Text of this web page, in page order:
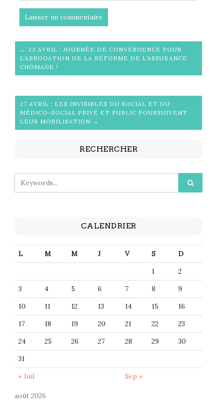
← 23 AVRIL : JOURNÉE DE CONVERGENCE POUR
L’ABROGATION DE LA RÉFORME DE L’ASSURANCE
CHÔMAGE !
27 AVRIL : LES INVISIBLES DU SOCIAL ET DU
MÉDICO-SOCIAL PRIVÉ ET PUBLIC POURSUIVENT
LEUR MOBILISATION →
RECHERCHER
CALENDRIER
août 2026
L M M J V S
D
1
2
3
4 5 6 7 8
9
10
11 12 13 14 15
16
17
18 19 20 21 22
23
24
25 26 27 28 29
30
31
« Juil
Sep »